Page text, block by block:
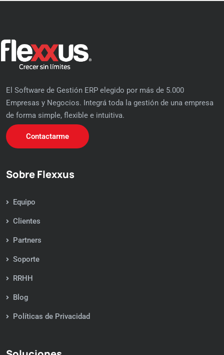
El Software de Gestión ERP elegido por más de 5.000
Empresas y Negocios. Integrá toda la gestión de una empresa
de forma simple, flexible e intuitiva.
Contactarme
Sobre Flexxus
Equipo
Clientes
Partners
Soporte
RRHH
Blog
Políticas de Privacidad